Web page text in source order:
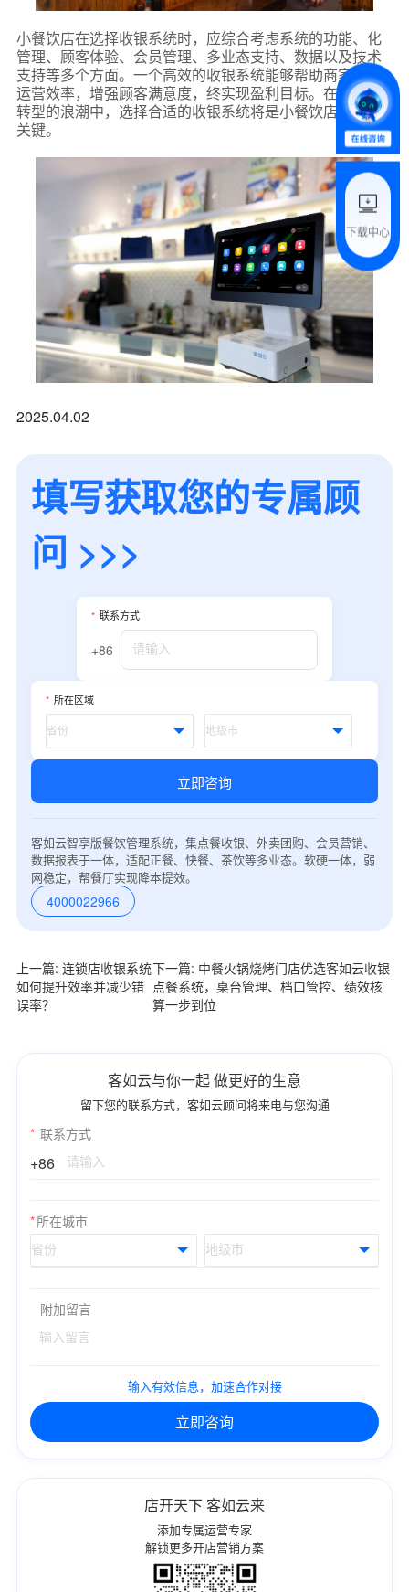
小餐饮店在选择收银系统时，应综合考虑系统的功能、化
管理、顾客体验、会员管理、多业态支持、数据以及技术
支持等多个方面。一个高效的收银系统能够帮助商家提升
运营效率，增强顾客满意度，终实现盈利目标。在数字化
转型的浪潮中，选择合适的收银系统将是小餐饮店成功的
关键。
2025.04.02
填写获取您的专属顾
问 >>>
* 联系方式
+86
* 所在区域
立即咨询
客如云智享版餐饮管理系统，集点餐收银、外卖团购、会员营销、
数据报表于一体，适配正餐、快餐、茶饮等多业态。软硬一体，弱
网稳定，帮餐厅实现降本提效。
4000022966
上一篇: 连锁店收银系统
如何提升效率并减少错
误率？
下一篇: 中餐火锅烧烤门店优选客如云收银
点餐系统，桌台管理、档口管控、绩效核
算一步到位
客如云与你一起 做更好的生意
留下您的联系方式，客如云顾问将来电与您沟通
* 联系方式
+86
*所在城市
附加留言
输入有效信息，加速合作对接
立即咨询
店开天下 客如云来
添加专属运营专家
解锁更多开店营销方案
下载中心
*所属业态
*我的姓名
预约试用
我是老客户，了解最新优惠